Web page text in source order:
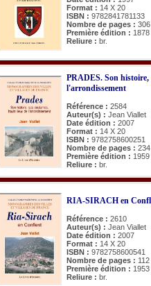
Format : 14 X 20
ISBN : 9782841781133
Nombre de pages : 306
Première édition : 1878
Reliure : br.
PRADES. Son histoire,
l'arrondissement
Référence : 2584
Auteur(s) : Jean Viallet
Date édition : 2007
Format : 14 X 20
ISBN : 9782758600251
Nombre de pages : 234
Première édition : 1959
Reliure : br.
RIA-SIRACH en
Référence : 2610
Auteur(s) : Jean Viallet
Date édition : 2007
Format : 14 X 20
ISBN : 9782758600541
Nombre de pages : 112
Première édition : 1953
Reliure : br.